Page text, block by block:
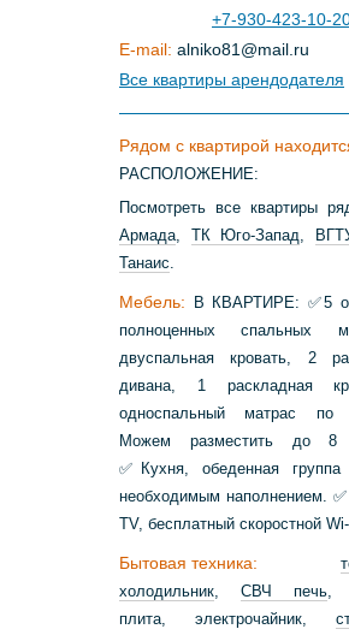
+7-930-423-10-
E-mail: alniko81 @mail ru
Все квартиры арендодателя
Рядом с квартирой
PAСПОЛОЖЕНИE:
Посмотреть все квартиры
Армада
ТК Юго-Запад
Танаис
Мебель: В КВАРТИРЕ: ✅5
полноценных спальных
двуспальная кровать, 2
дивана, 1 раскладная
односпальный матрас по
Можем разместить до 8
✅Кухня, обеденная
необходимым наполнением.
ТV, бесплатный скоростной Wi-
Бытовая техника:
холодильник
СВЧ печь ,
плита, электрочайник,